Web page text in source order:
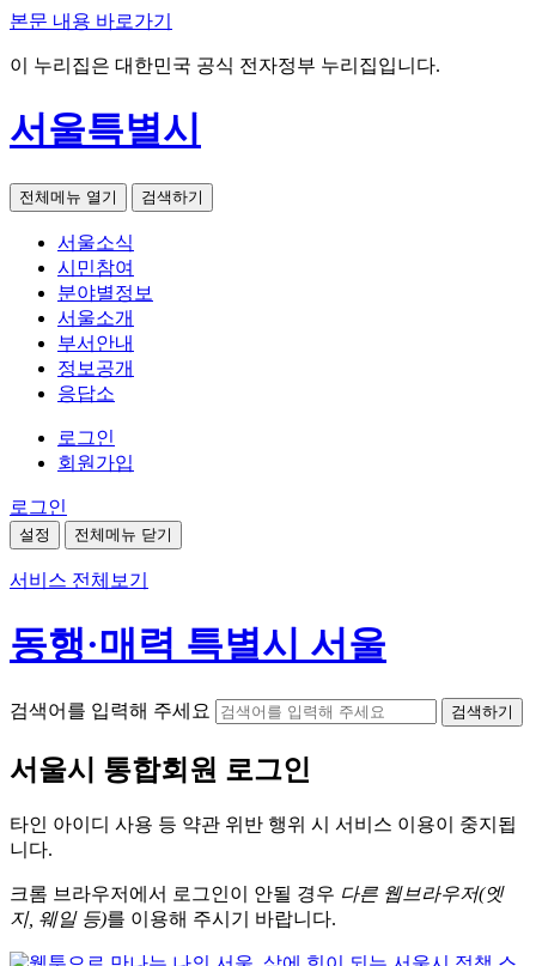
본문 내용 바로가기
이 누리집은 대한민국 공식 전자정부 누리집입니다.
서울특별시
전체메뉴 열기 검색하기
서울소식
시민참여
분야별정보
서울소개
부서안내
정보공개
응답소
로그인
회원가입
로그인
설정 전체메뉴 닫기
서비스 전체보기
동행·매력 특별시 서울
검색어를 입력해 주세요 검색하기
서울시 통합회원 로그인
타인 아이디 사용 등 약관 위반 행위 시 서비스 이용이 중지됩
니다.
크롬 브라우저에서 로그인이 안될 경우 다른 웹브라우저(엣
지, 웨일 등)를 이용해 주시기 바랍니다.